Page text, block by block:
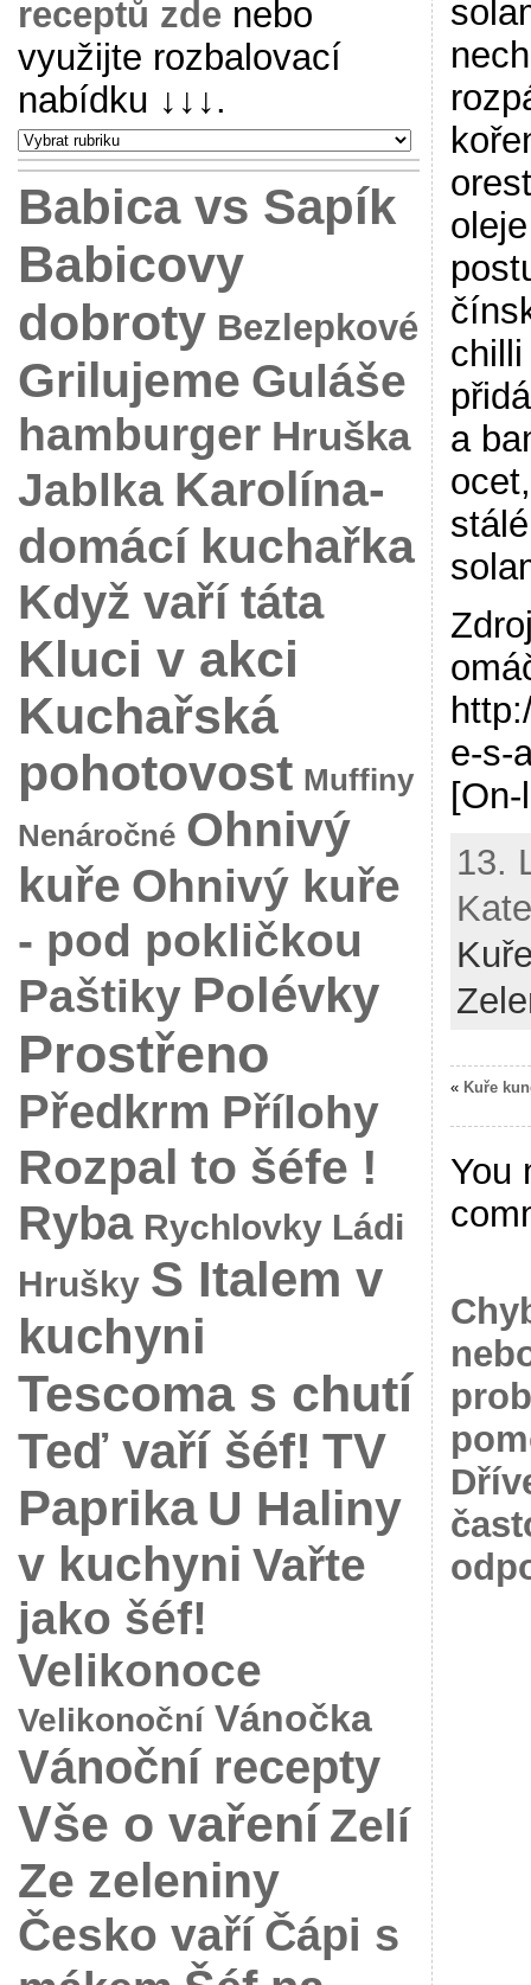
receptů zde nebo
využijte rozbalovací
nabídku ↓↓↓.
Babica vs Sapík
Babicovy
dobroty Bezlepkové
Grilujeme Guláše
hamburger Hruška
Jablka Karolína-
domácí kuchařka
Když vaří táta
Kluci v akci
Kuchařská
pohotovost Muffiny
Nenáročné Ohnivý
kuře Ohnivý kuře
- pod pokličkou
Paštiky Polévky
Prostřeno
Předkrm Přílohy
Rozpal to šéfe !
Ryba Rychlovky Ládi
Hrušky S Italem v
kuchyni
Tescoma s chutí
Teď vaří šéf! TV
Paprika U Haliny
v kuchyni Vařte
jako šéf!
Velikonoce
Velikonoční Vánočka
Vánoční recepty
Vše o vaření Zelí
Ze zeleniny
Česko vaří Čápi s
a
e-s-
13.
« Kuře
You